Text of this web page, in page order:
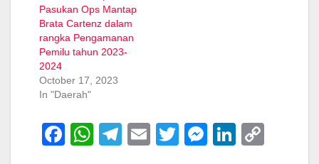
Pasukan Ops Mantap
Brata Cartenz dalam
rangka Pengamanan
Pemilu tahun 2023-
2024
October 17, 2023
In "Daerah"
F
W
T
E
T
M
Li